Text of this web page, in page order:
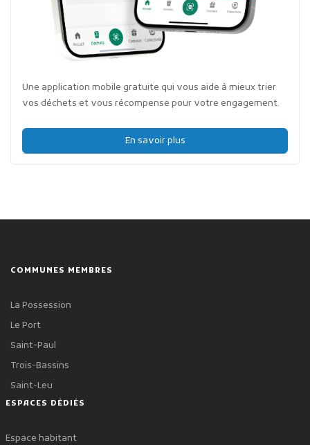
Une application mobile gratuite qui vous aide à mieux trier
vos déchets et vous récompense pour votre engagement.
En savoir plus
COMMUNES MEMBRES
La Possession
Le Port
Saint-Paul
Trois-Bassins
Saint-Leu
ESPACES DÉDIÉS
Espace habitant